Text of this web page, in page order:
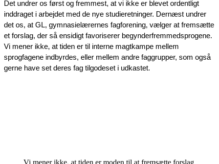
Det undrer os først og fremmest, at vi ikke er blevet ordentligt
inddraget i arbejdet med de nye studieretninger. Dernæst undrer
det os, at GL, gymnasielærernes fagforening, vælger at fremsætte
et forslag, der så ensidigt favoriserer begynderfremmedsprogene.
Vi mener ikke, at tiden er til interne magtkampe mellem
sprogfagene indbyrdes, eller mellem andre faggrupper, som også
gerne have set deres fag tilgodeset i udkastet.